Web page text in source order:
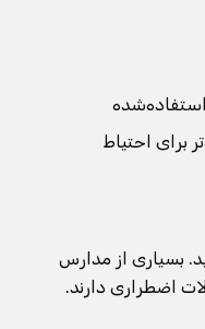
برای احتیاط
بسیاری از مدارس
اضطراری دارند.